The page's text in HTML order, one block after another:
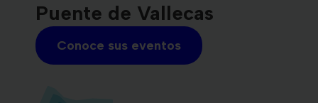
Puente de Vallecas
Conoce sus eventos